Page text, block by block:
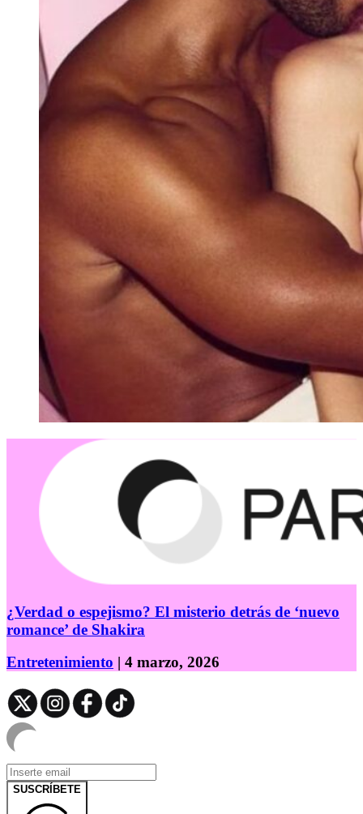
¿Verdad o espejismo? El misterio detrás de ‘nuevo
romance’ de Shakira
Entretenimiento | 4 marzo, 2026
SUSCRÍBETE